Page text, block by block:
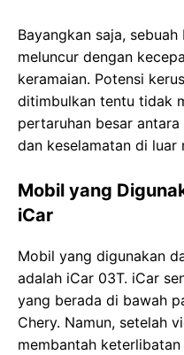
Bayangkan saja,
meluncur dengan
keramaian. Potensi
ditimbulkan tentu tidak
pertaruhan besar
dan keselamatan di luar
Mobil yang
iCar
Mobil yang digunakan
adalah iCar 03T. iCar
yang berada di bawah
Chery. Namun, setelah
membantah